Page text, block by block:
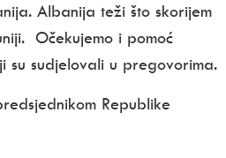
Albanija teži što skorijem
Očekujemo i pomoć
su sudjelovali u pregovorima.
Republike